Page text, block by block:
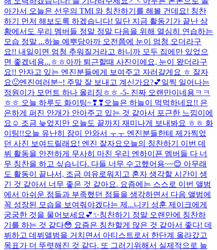
아가서 오늘은 선우의 TMI 와 칭찬하기를 해볼 건데요! 칭찬
하기 먼저 해보도록 하겠습니다! 일단 지금 활동기가 끝난 상
황에서도 우리 멤버들 정말 정말 다음을 위해 열심히 연습하는
모습 정말 ...하늘 예뿌당아까 오전쯤에 눈이 엄청 오더라구
요!! 내일이면 엄청 추워질거라고 하니까 모두 집에만 있었으
면 좋겠네용...ㅎㅎ아까 퇴근할때 사진이에요, 눈이 왔더라구
요!! 안자고 있는 엔진분들에게 보여주고 자러갈게요 ㅎ 잘자
요🙂엔진여러분~! 주말 잘 보내고 계신가요?💕일찍 일어나는
정원이가 모먼트 하나 올리징ㅎㅎ -5- 진짜 오랜만이네용ㅋㅋ
ㅎㅎ 오늘 하루도 화이팅~❣❣ 오늘은 하늘이 먹먹하네요!! 은
은하게 퍼진 안개가 안아주고 있는 것 같아서 포근한 느낌이에
요☺️ 조금 늦었지만 오늘도 끝까지 재미나게 보내봐요 ㅎㅎ 화
이팅!!오늘 유난히 잠이 안와서 ㅜㅜ 엔진분들한테 제가찍었
던 사진 보여드릴래요! 엔진 잘자요 오늘의 칭찬하기 이번 데
뷔 활동을 안전하게 무사히 마친 우리 엔하이픈 멤버들 다 너
무 칭찬을 하고 싶습니다. 다들 너무 수고했어용~~😊 아무래
도 활동이 끝나서, 조금 여유로워지고 혼자 생각할 시간이 생
긴 것 같아서 너무 좋은 것 같아요. 요즘에는 스스로 이번 앨범
에서 아쉬운 점들과 부족했던 점들을 생각하면서 다음 앨범에
꼭 성장된 모습을 보여줘야겠다는 제...니키 성훈 제이크에게
궁굼한 것을 물어보세요💕✨칭찬하기 정말 오랜만에 칭찬하
기를 하는 것 같다😳 요즘은 칭찬할게 많은 것 같아서 좋다! 데
뷔하고 데뷔앨범을 거치면서 아티스트로서 한단계 올라갔고
목표가 더 뚜렷해진 것 같다. 또 그러기위해서 실제적으로 늘